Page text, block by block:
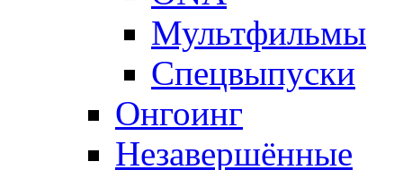
Мультфильмы
Спецвыпуски
Онгоинг
Незавершённые